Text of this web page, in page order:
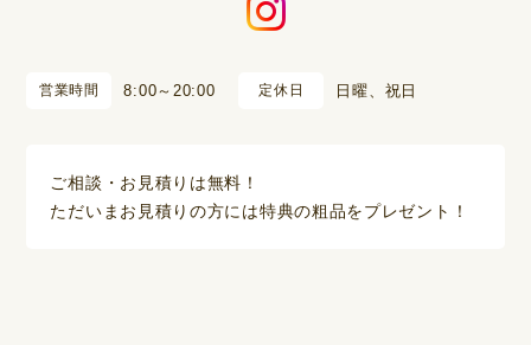
営業時間 8:00～20:00 定休日 日曜、祝日
ご相談・お見積りは無料！
ただいまお見積りの方には特典の粗品をプレゼント！